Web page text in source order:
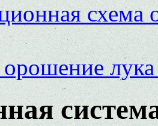
схема
орошение